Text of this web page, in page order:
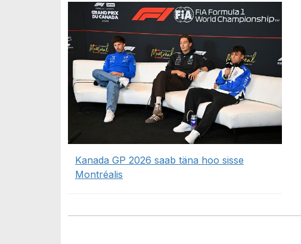
Kanada GP 2026 saab täna hoo sisse
Montréalis